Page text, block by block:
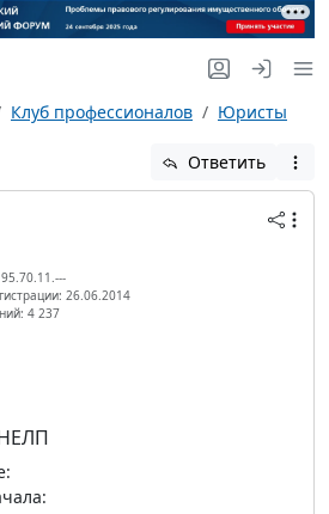
Клуб профессионалов Юристы
Ответить
26.06.2014
4 237